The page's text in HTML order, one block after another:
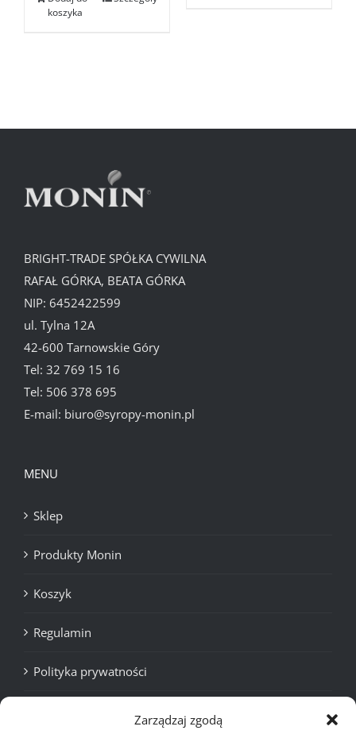
Zarządzaj zgodą
koszyka
BRIGHT-TRADE SPÓŁKA CYWILNA
RAFAŁ GÓRKA, BEATA GÓRKA
NIP: 6452422599
ul. Tylna 12A
42-600 Tarnowskie Góry
Tel: 32 769 15 16
Tel: 506 378 695
E-mail: biuro@syropy-monin.pl
MENU
Sklep
Produkty Monin
Koszyk
Regulamin
Polityka prywatności